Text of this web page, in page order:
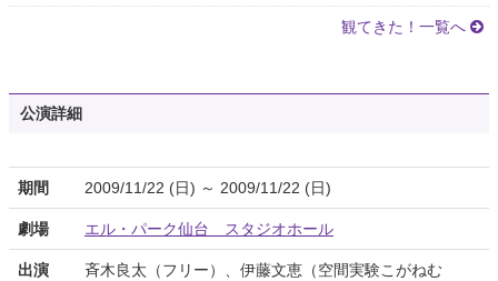
観てきた！一覧へ
公演詳細
期間 2009/11/22 (日) ～ 2009/11/22 (日)
劇場 エル・パーク仙台 スタジオホール
出演
斉木良太（フリー）、伊藤文恵（空間実験こがねむ